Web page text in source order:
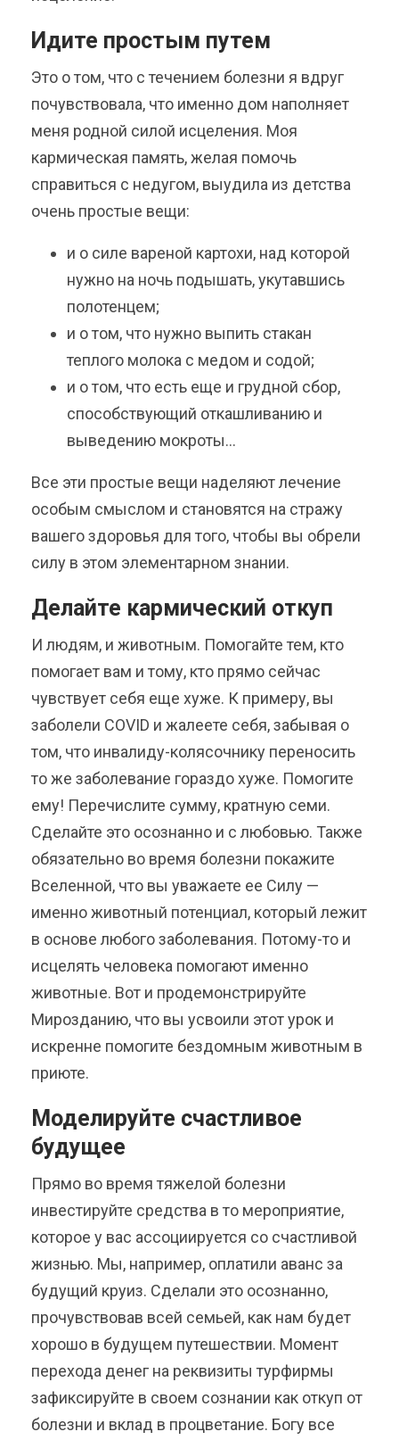
Идите простым путем
Это о том, что с течением болезни я вдруг
почувствовала, что именно дом наполняет
меня родной силой исцеления. Моя
кармическая память, желая помочь
справиться с недугом, выудила из детства
очень простые вещи:
и о силе вареной картохи, над которой
нужно на ночь подышать, укутавшись
полотенцем;
и о том, что нужно выпить стакан
теплого молока с медом и содой;
и о том, что есть еще и грудной сбор,
способствующий откашливанию и
выведению мокроты…
Все эти простые вещи наделяют лечение
особым смыслом и становятся на стражу
вашего здоровья для того, чтобы вы обрели
силу в этом элементарном знании.
Делайте кармический откуп
И людям, и животным. Помогайте тем, кто
помогает вам и тому, кто прямо сейчас
чувствует себя еще хуже. К примеру, вы
заболели COVID и жалеете себя, забывая о
том, что инвалиду-колясочнику переносить
то же заболевание гораздо хуже. Помогите
ему! Перечислите сумму, кратную семи.
Сделайте это осознанно и с любовью. Также
обязательно во время болезни покажите
Вселенной, что вы уважаете ее Силу —
именно животный потенциал, который лежит
в основе любого заболевания. Потому-то и
исцелять человека помогают именно
животные. Вот и продемонстрируйте
Мирозданию, что вы усвоили этот урок и
искренне помогите бездомным животным в
приюте.
Моделируйте счастливое
будущее
Прямо во время тяжелой болезни
инвестируйте средства в то мероприятие,
которое у вас ассоциируется со счастливой
жизнью. Мы, например, оплатили аванс за
будущий круиз. Сделали это осознанно,
прочувствовав всей семьей, как нам будет
хорошо в будущем путешествии. Момент
перехода денег на реквизиты турфирмы
зафиксируйте в своем сознании как откуп от
болезни и вклад в процветание. Богу все